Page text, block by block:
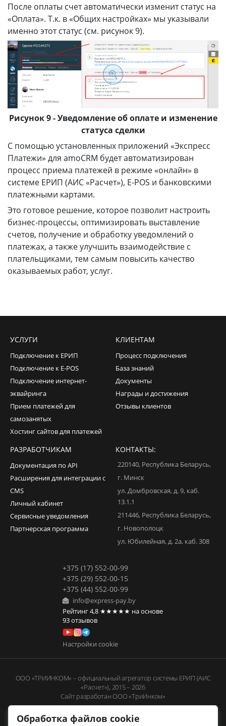
После оплаты счет автоматически изменит статус на
«Оплата». Т.к. в «Общих настройках» мы указывали
именно этот статус (см. рисунок 9).
Рисунок 9 - Уведомление об оплате и изменение
статуса сделки
С помощью установленных приложений «Экспресс
Платежи» для amoCRM будет автоматизирован
процесс приема платежей в режиме «онлайн» в
системе ЕРИП (АИС «Расчет»), E-POS и банковскими
платежными картами.
Это готовое решение, которое позволит настроить
бизнес-процессы, оптимизировать выставление
счетов, получение и обработку уведомлений о
платежах, а также улучшить взаимодействие с
плательщиками, тем самым повысить качество
оказываемых работ, услуг.
УСЛУГИ
Подключение к ЕРИП
Подключение к E-POS
Подключение интернет-
эквайринга
Прием платежей для
самозанятых
Хостинг сайтов для платежей
КЛИЕНТАМ
Процесс подключения
База знаний
Документы
Награды и достижения
Отзывы клиентов
РАЗРАБОТЧИКАМ
Документация по API
Расширения для интеграции с
CMS
Личный кабинет
Сервисные уведомления
Партнерская программа
КОНТАКТЫ:
220140, Республика Беларусь,
г. Минск
ул. Домбровская, д. 9, каб.
13.1.1
211446, Республика Беларусь,
г. Новополоцк
ул. Юбилейная, д. 2а, каб. 308
+375 (17) 552-00-99
+375 (29) 552-00-15
+375 (44) 552-00-99
info@express-pay.by
Рейтинг4,8 ★★★★★ на основе
93отзывов
Настройки cookie
ООО «ТРИИНКОМ» – официальный агрегатор системы ЕРИП (АИС
«Расчет»), 2015 – 2026
Сайт разработан ООО «ТриИнком»
Обработка файлов cookie